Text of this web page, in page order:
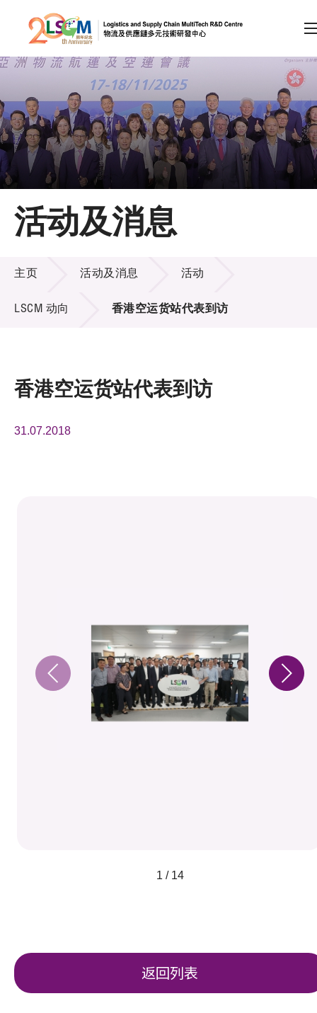
跳到内容（按回车键）
会员登录
A A EN 繁 简
主页
关于LSCM
技术商品化
项目及资助计划
活动及消息
活动及消息
活动及消息
主页 活动及消息 活动
LSCM 动向 香港空运货站代表到访
香港空运货站代表到访
31.07.2018
1 / 14
返回列表